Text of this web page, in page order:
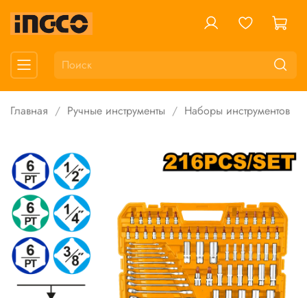
Главная Ручные инструменты Наборы инструментов